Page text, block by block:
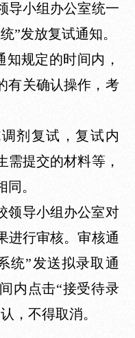
导小组办公室统一
”发放复试通知。
规定的时间内，
有关确认操作，考
剂复试，复试内
需提交的材料等，
。
领导小组办公室对
进行审核。审核通
统”发送拟录取通
内点击“接受待录
，不得取消。